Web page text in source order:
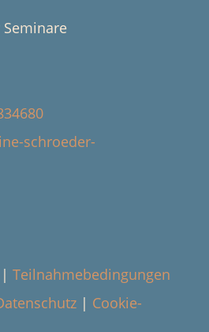
schroeder-
Teilnahmebedingungen
| Cookie-